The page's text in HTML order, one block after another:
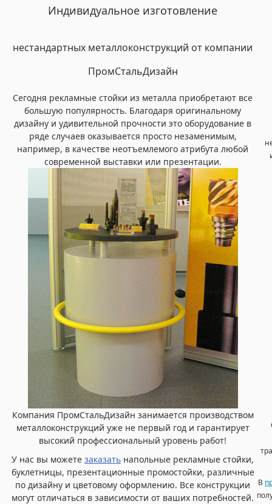
Индивидуальное изготовление
нестандартных металлоконструкций от компании
ПромСтальДизайн
Сегодня рекламные стойки из металла приобретают все
большую популярность. Благодаря оригинальному
дизайну и удивительной прочности это оборудование в
ряде случаев оказывается просто незаменимым,
например, в качестве неотъемлемого атрибута любой
современной выставки или презентации.
Компания ПромСтальДизайн занимается производством
металлоконструкций уже не первый год и гарантирует
высокий профессиональный уровень работ!
У нас вы можете заказать напольные рекламные стойки,
буклетницы, презентационные промостойки, различные
по дизайну и цветовому оформлению. Все конструкции
могут отличаться в зависимости от ваших потребностей.
В